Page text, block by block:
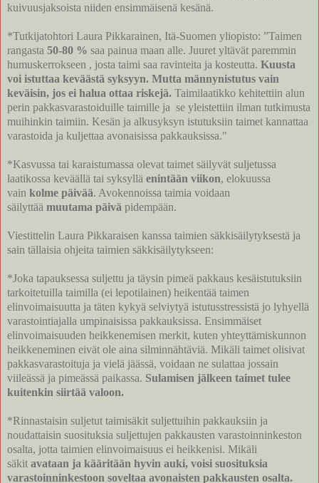
kuivuusjaksoista niiden ensimmäisenä kesänä.
*Tutkijatohtori Laura Pikkarainen, Itä-Suomen yliopisto: ”Taimen
rangasta 50-80 % saa painua maan alle. Juuret yltävät paremmin
humuskerrokseen , josta taimi saa ravinteita ja kosteutta. Kuusta
voi istuttaa keväästä syksyyn. Mutta männynistutus vain
keväisin, jos ei halua ottaa riskejä. Taimilaatikko kehitettiin alun
perin pakkasvarastoiduille taimille ja se yleistettiin ilman tutkimusta
muihinkin taimiin. Kesän ja alkusyksyn istutuksiin taimet kannattaa
varastoida ja kuljettaa avonaisissa pakkauksissa."
*Kasvussa tai karaistumassa olevat taimet säilyvät suljetussa
laatikossa keväällä tai syksyllä enintään viikon, elokuussa
vain kolme päivää. Avokennoissa taimia voidaan
säilyttää muutama päivä pidempään.
Viestittelin Laura Pikkaraisen kanssa taimien säkkisäilytyksestä ja
sain tällaisia ohjeita taimien säkkisäilytykseen:
*Joka tapauksessa suljettu ja täysin pimeä pakkaus kesäistutuksiin
tarkoitetuilla taimilla (ei lepotilainen) heikentää taimen
elinvoimaisuutta ja täten kykyä selviytyä istutusstressistä jo lyhyellä
varastointiajalla umpinaisissa pakkauksissa. Ensimmäiset
elinvoimaisuuden heikkenemisen merkit, kuten yhteyttämiskunnon
heikkeneminen eivät ole aina silminnähtäviä. Mikäli taimet olisivat
pakkasvarastoituja ja vielä jäässä, voidaan ne sulattaa jossain
viileässä ja pimeässä paikassa. Sulamisen jälkeen taimet tulee
kuitenkin siirtää valoon.
*Rinnastaisin suljetut taimisäkit suljettuihin pakkauksiin ja
noudattaisin suosituksia suljettujen pakkausten varastoinninkeston
osalta, jotta taimien elinvoimaisuus ei heikkenisi. Mikäli
säkit avataan ja kääritään hyvin auki, voisi suosituksia
varastoinninkestoon soveltaa avonaisten pakkausten osalta.